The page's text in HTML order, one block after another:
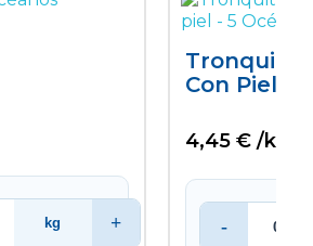
kg +
Tronquito
Con Piel
4,45 € /kg
-